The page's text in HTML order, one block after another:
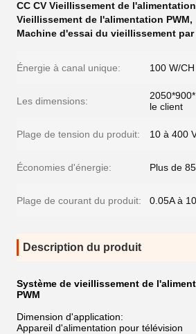
CC CV Vieillissement de
Vieillissement de l'alimentation PWM,
Machine d'essai du vieillissement
Énergie à canal unique: 100 W/CH
Les dimensions:
le client
Plage de tension du produit: 10 à 400
Économies d'énergie: Plus de
Plage de courant du produit: 0.05A à
Description du produit
Système de vieillissement de
PWM
Dimension d'application:
Appareil d'alimentation pour télévision